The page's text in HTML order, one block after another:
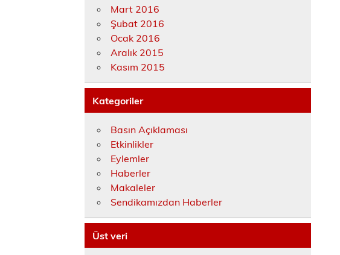
Mart 2016
Şubat 2016
Ocak 2016
Aralık 2015
Kasım 2015
Kategoriler
Basın Açıklaması
Etkinlikler
Eylemler
Haberler
Makaleler
Sendikamızdan Haberler
Üst veri